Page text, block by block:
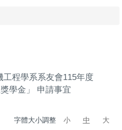
工程學系系友會115年度
獎學金」 申請事宜
字體大小調整 小 中 大